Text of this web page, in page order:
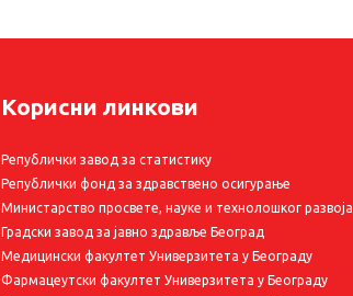
Корисни линкови
Републички завод за статистику
Републички фонд за здравствено осигурање
Министарство просвете, науке и технолошког развоја
Градски завод за јавно здравље Београд
Медицински факултет Универзитета у Београду
Фармацеутски факултет Универзитета у Београду